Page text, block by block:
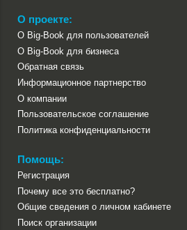
О проекте:
О Big-Book для пользователей
О Big-Book для бизнеса
Обратная связь
Информационное партнерство
О компании
Пользовательское соглашение
Политика конфиденциальности
Помощь:
Регистрация
Почему все это бесплатно?
Общие сведения о личном кабинете
Поиск организации